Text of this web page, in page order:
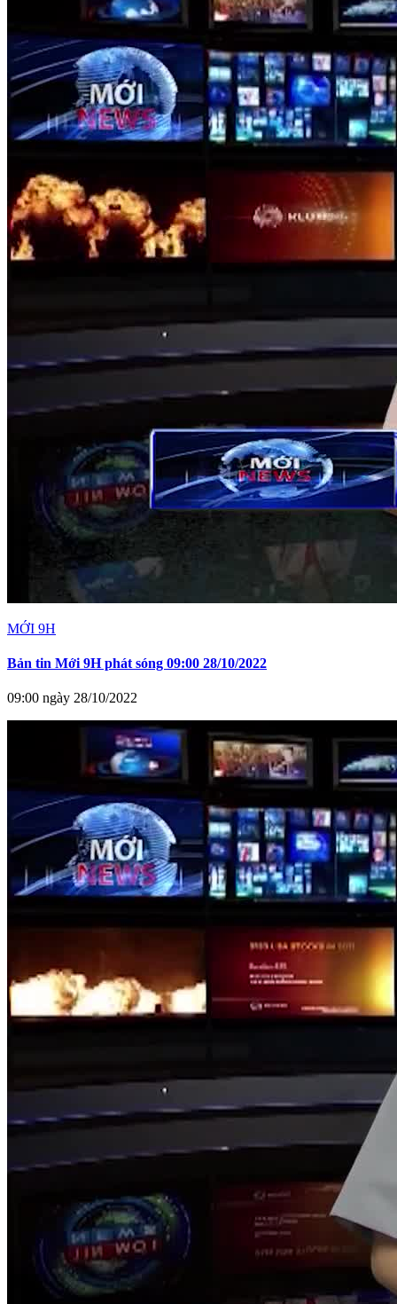
MỚI 9H
Bản tin Mới 9H phát sóng 09:00 28/10/2022
09:00 ngày 28/10/2022